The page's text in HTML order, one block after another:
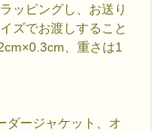
ッピングし、お送り
ズでお渡しすること
、重さは1
ダージャケット、オ